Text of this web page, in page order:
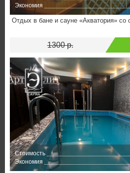
Экономия
Отдых в бане и сауне «Акватория» со
1300 р.
Стоимость
Экономия